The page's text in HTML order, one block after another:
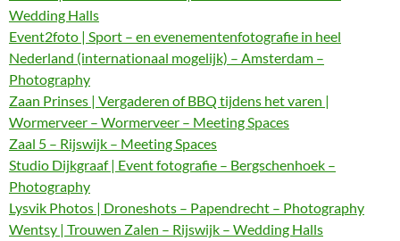
Wedding Halls
Event2foto | Sport – en evenementenfotografie in heel
Nederland (internationaal mogelijk) – Amsterdam –
Photography
Zaan Prinses | Vergaderen of BBQ tijdens het varen |
Wormerveer – Wormerveer – Meeting Spaces
Zaal 5 – Rijswijk – Meeting Spaces
Studio Dijkgraaf | Event fotografie – Bergschenhoek –
Photography
Lysvik Photos | Droneshots – Papendrecht – Photography
Wentsy | Trouwen Zalen – Rijswijk – Wedding Halls